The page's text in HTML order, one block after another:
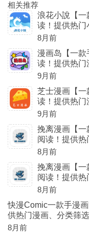
相关推荐
浪花小說【一
读！提供热门
8月前
漫画岛【一款
读！提供热门
9月前
芝士漫画【一
读！提供热门
9月前
挽离漫画【一
阅读！提供热
8月前
挽离漫画【一
阅读！提供热
8月前
快漫Comic一款手漫
供热门漫画、分类筛
8月前